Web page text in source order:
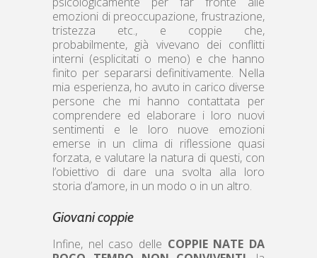
emozioni di preoccupazione, frustrazione,
tristezza etc., e coppie che,
probabilmente, già vivevano dei conflitti
interni (esplicitati o meno) e che hanno
finito per separarsi definitivamente. Nella
mia esperienza, ho avuto in carico diverse
persone che mi hanno contattata per
comprendere ed elaborare i loro nuovi
sentimenti e le loro nuove emozioni
emerse in un clima di riflessione quasi
forzata, e valutare la natura di questi, con
l’obiettivo di dare una svolta alla loro
storia d’amore, in un modo o in un altro.
Giovani coppie
Infine, nel caso delle COPPIE NATE DA